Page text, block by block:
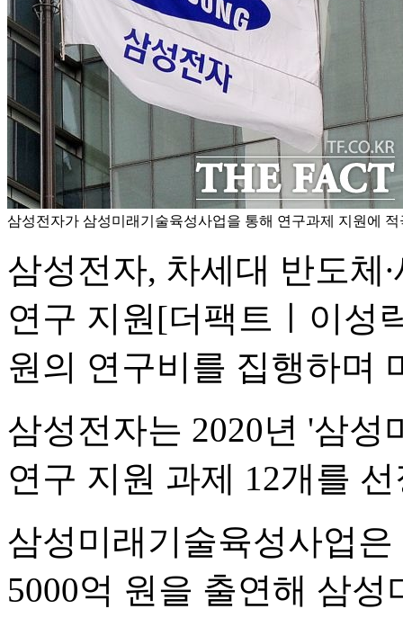
삼성전자가 삼성미래기술육성사업을 통해 연구과제 지원에
삼성전자, 차세대 반도체
연구 지원[더팩트ㅣ이성
원의 연구비를 집행하며
삼성전자는 2020년 '삼
연구 지원 과제 12개를
삼성미래기술육성사업
5000억 원을 출연해 삼